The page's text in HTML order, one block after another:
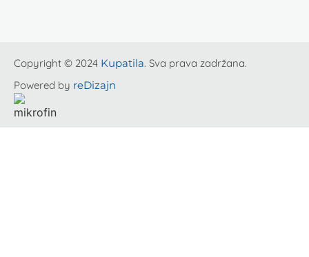
Copyright © 2024 Kupatila. Sva prava zadržana.
Powered by reDizajn